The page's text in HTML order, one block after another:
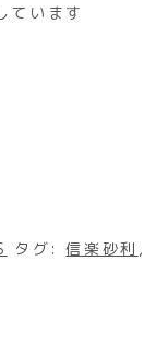
ています
タグ:信楽砂利 ,